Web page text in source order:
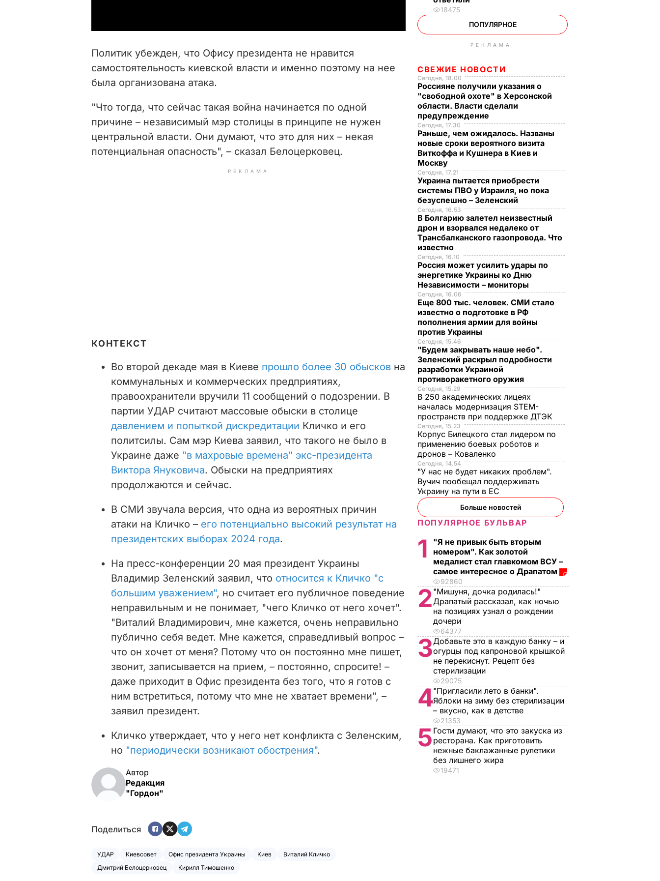
i
e
o
Политик убежден, что Офису президента не нравится
самостоятельность киевской власти и именно поэтому на нее
была организована атака.
"Что тогда, что сейчас такая война начинается по одной
причине – независимый мэр столицы в принципе не нужен
центральной власти. Они думают, что это для них – некая
потенциальная опасность", – сказал Белоцерковец.
РЕКЛАМА
КОНТЕКСТ
Во второй декаде мая в Киеве прошло более 30 обысков на
коммунальных и коммерческих предприятиях,
правоохранители вручили 11 сообщений о подозрении. В
партии УДАР считают массовые обыски в столице
давлением и попыткой дискредитации Кличко и его
политсилы. Сам мэр Киева заявил, что такого не было в
Украине даже "в махровые времена" экс-президента
Виктора Януковича. Обыски на предприятиях
продолжаются и сейчас.
В СМИ звучала версия, что одна из вероятных причин
атаки на Кличко – его потенциально высокий результат на
президентских выборах 2024 года.
На пресс-конференции 20 мая президент Украины
Владимир Зеленский заявил, что относится к Кличко "с
большим уважением", но считает его публичное поведение
неправильным и не понимает, "чего Кличко от него хочет".
"Виталий Владимирович, мне кажется, очень неправильно
публично себя ведет. Мне кажется, справедливый вопрос –
что он хочет от меня? Потому что он постоянно мне пишет,
звонит, записывается на прием, – постоянно, спросите! –
даже приходит в Офис президента без того, что я готов с
ним встретиться, потому что мне не хватает времени", –
заявил президент.
Кличко утверждает, что у него нет конфликта с Зеленским,
но "периодически возникают обострения".
Автор
Редакция
"Гордон"
Поделиться
УДАР Киевсовет Офис президента Украины Киев
Виталий Кличко
Дмитрий Белоцерковец
Кирилл Тимошенко
18475
ПОПУЛЯРНОЕ
РЕКЛАМА
СВЕЖИЕ НОВОСТИ
Сегодня, 18.00
Россияне получили указания о
"свободной охоте" в Херсонской
области. Власти сделали
предупреждение
Сегодня, 17.30
Раньше, чем ожидалось. Названы
новые сроки вероятного визита
Виткоффа и Кушнера в Киев и
Москву
Сегодня, 17.21
Украина пытается приобрести
системы ПВО у Израиля, но пока
безуспешно – Зеленский
Сегодня, 16.53
В Болгарию залетел неизвестный
дрон и взорвался недалеко от
Трансбалканского газопровода. Что
известно
Сегодня, 16.10
Россия может усилить удары по
энергетике Украины ко Дню
Независимости – мониторы
Сегодня, 16.06
Еще 800 тыс. человек. СМИ стало
известно о подготовке в РФ
пополнения армии для войны
против Украины
Сегодня, 15.46
"Будем закрывать наше небо".
Зеленский раскрыл подробности
разработки Украиной
противоракетного оружия
Сегодня, 15.29
В 250 академических лицеях
началась модернизация STEM-
пространств при поддержке ДТЭК​
Сегодня, 15.23
Корпус Билецкого стал лидером по
применению боевых роботов и
дронов – Коваленко
Сегодня, 14.54
"У нас не будет никаких проблем".
Вучич пообещал поддерживать
Украину на пути в ЕС
Больше новостей
ПОПУЛЯРНОЕ БУЛЬВАР
1
"Я не привык быть вторым
номером". Как золотой
медалист стал главкомом ВСУ –
самое интересное о Драпатом
92860
2 "Мишуня, дочка родилась!"
Драпатый рассказал, как ночью
на позициях узнал о рождении
дочери
64377
3Добавьте это в каждую банку – и
огурцы под капроновой крышкой
не перекиснут. Рецепт без
стерилизации
29075
4"Пригласили лето в банки".
Яблоки на зиму без стерилизации
– вкусно, как в детстве
21353
5 Гости думают, что это закуска из
ресторана. Как приготовить
нежные баклажанные рулетики
без лишнего жира
19471